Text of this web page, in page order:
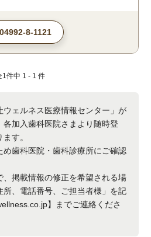
04992-8-1121
1件中 1 - 1 件
ェルネス医療情報センター」が
加入歯科医院さまより随時登
す。
め歯科医院・歯科診療所にご確認
掲載情報の修正を希望される場
、電話番号、ご担当者様」を記
】までご連絡くださ